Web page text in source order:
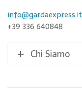
info@gardaexpress.it
+39 336 640848
Chi Siamo